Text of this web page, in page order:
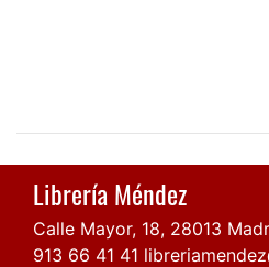
Librería Méndez
Calle Mayor, 18, 28013
913 66 41 41